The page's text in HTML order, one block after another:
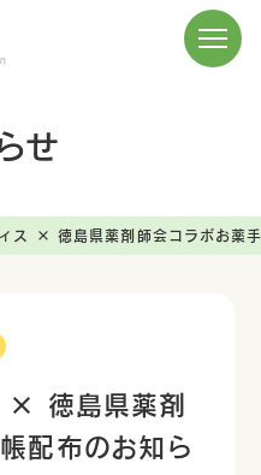
せ
ス × 徳島県薬剤師会コラボお薬
× 徳島県薬剤
配布のお知ら